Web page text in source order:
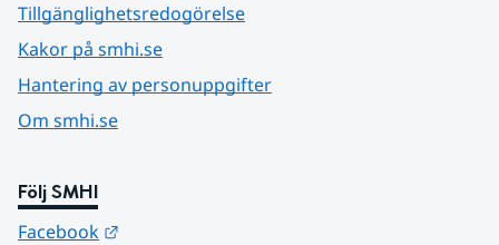
Tillgänglighetsredogörelse
Kakor på smhi.se
Hantering av personuppgifter
Om smhi.se
Följ SMHI
Facebook